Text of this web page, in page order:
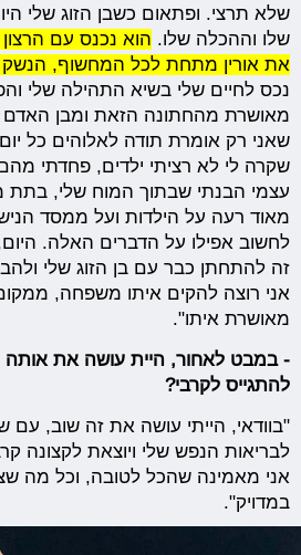
שלא תרצי. ופתאום כשבן הזוג שלי
שלו וההכלה שלו. הוא נכנס עם
את אורין מתחת לכל המחשוף, הנשק
נכס לחיים שלי בשיא התהילה שלי
מאושרת מהחתונה הזאת ומבן האדם
שאני רק אומרת תודה לאלוהים כל
שקרה לי לא רציתי ילדים, פחדתי
עצמי הבנתי שבתוך המוח שלי, בתת
מאוד רעה על הילדות ועל ממסד
לחשוב אפילו על הדברים האלה.
זה להתחתן כבר עם בן הזוג שלי
אני רוצה להקים איתו משפחה,
מאושרת איתו".
- במבט לאחור, היית עושה את אותה
להתגייס לקרבי?
"בוודאי, הייתי עושה את זה שוב, עם
לבריאות הנפש שלי ויוצאת לקצונה
אני מאמינה שהכל לטובה, וכל מה
במדויק".